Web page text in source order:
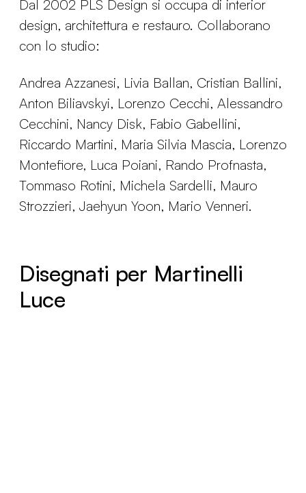
Dal 2002 PLS Design si occupa di interior
design, architettura e restauro. Collaborano
con lo studio:
Andrea Azzanesi, Livia Ballan, Cristian Ballini,
Anton Biliavskyi, Lorenzo Cecchi, Alessandro
Cecchini, Nancy Disk, Fabio Gabellini,
Riccardo Martini, Maria Silvia Mascia, Lorenzo
Montefiore, Luca Poiani, Rando Profnasta,
Tommaso Rotini, Michela Sardelli, Mauro
Strozzieri, Jaehyun Yoon, Mario Venneri.
Disegnati per Martinelli
Luce